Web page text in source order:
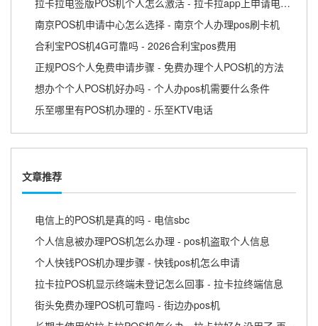
南京POS机申请中心怎么选择 - 南京个人办理pos刷卡机
合利宝POS机4G可靠吗 - 2026合利宝pos费用
正规POS个人免费申请步骤 - 免费办理个人POS机的方法
想办个个人POS机好办吗 - 个人办pos机需要什么条件
乐至哪里有POS机办理的 - 乐至KTV电话
文章推荐
电信上的POS机是真的吗 - 电信sbc
个人信息被办理POS机怎么办理 - pos机盗取个人信息
个人快钱POS机办理步骤 - 快钱pos机怎么申请
拉卡拉POS机显示终端未登记怎么回事 - 拉卡拉终端信息
街头免费办理POS机可靠吗 - 街边办pos机